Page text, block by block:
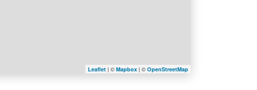
Leaflet | © Mapbox | © OpenStreetMap